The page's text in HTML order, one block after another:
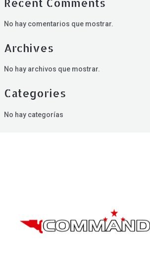
No hay comentarios que mostrar.
Archives
No hay archivos que mostrar.
Categories
No hay categorías